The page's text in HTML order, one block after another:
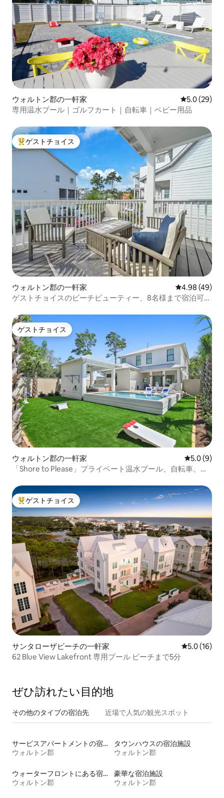
ウォルトン郡の一軒家 レビュー29
5.0 (29)
専用温水プール｜ゴルフカート｜自転車｜ベビー用品
大好評のゲストチョイスです。
ゲストチョイス
ウォルトン郡の一軒家 レビュー49
4.98 (49)
ゲストチョイスのビーチビューティー、8名様まで宿泊可
ゲストチョイス
ゲストチョイス
ウォルトン郡の一軒家 レビュー9
5.0 (9)
「Shore to Please」プライベート温水プール、自転車、ド
大好評のゲストチョイスです。
ゲストチョイス
サンタローザビーチの一軒家 レビュー16
5.0 (16)
62 Blue View Lakefront 専用プール ビーチまで5分
ぜひ訪⁠れ⁠た⁠い目⁠的⁠地
その他のタ⁠イ⁠プ⁠の宿⁠泊⁠先 近場で人気の観光スポット
サービスアパートメントの宿泊施設
ウォルトン郡
タウンハウスの宿泊施設
ウォルトン郡
ウォーターフロントにある宿泊施設
ウォルトン郡
豪華な宿泊施設
ウォルトン郡